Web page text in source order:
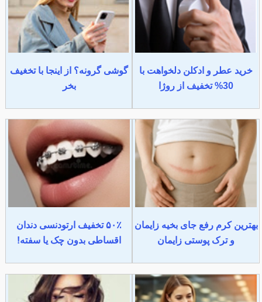
خرید عطر و ادکلن دلخواهت با
30% تخفیف از روژا
گوشی گرونه؟ از اینجا با تخغیف
بخر
بهترین کرم رفع جای بخیه زایمان
و ترک پوستی زایمان
۵۰٪ تخفیف ارتودنسی دندان
اقساطی بدون چک یا سفته!